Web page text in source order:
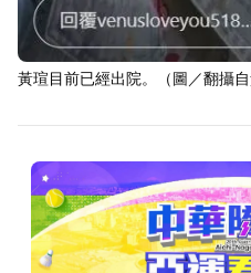
黃瑄目前已經出院。（圖／翻攝自